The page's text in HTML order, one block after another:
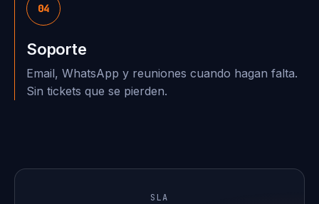
04
Soporte
Email, WhatsApp y reuniones cuando hagan falta.
Sin tickets que se pierden.
SLA